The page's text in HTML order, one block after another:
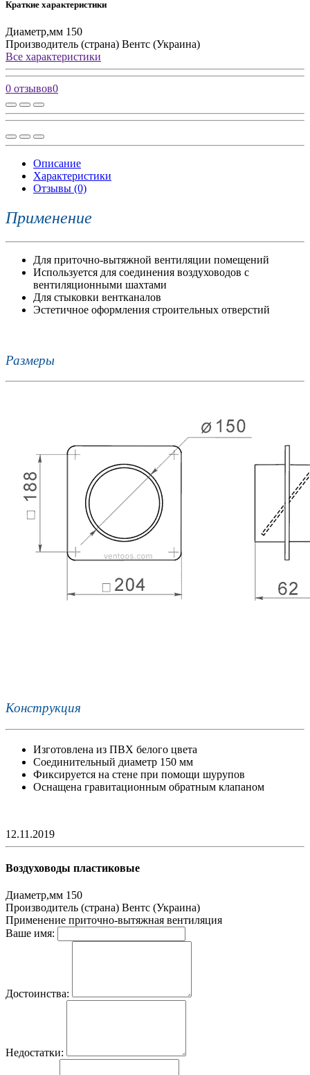
Краткие характеристики
Диаметр,мм 150
Производитель (страна) Вентс (Украина)
Все характеристики
0 отзывов0
Описание
Характеристики
Отзывы (0)
Применение
Для приточно-вытяжной вентиляции помещений
Используется для соединения воздуховодов с
вентиляционными шахтами
Для стыковки вентканалов
Эстетичное оформления строительных отверстий
Размеры
Конструкция
Изготовлена из ПВХ белого цвета
Соединительный диаметр 150 мм
Фиксируется на стене при помощи шурупов
Оснащена гравитационным обратным клапаном
12.11.2019
Воздуховоды пластиковые
Диаметр,мм 150
Производитель (страна) Вентс (Украина)
Применение приточно-вытяжная вентиляция
Ваше имя:
Достоинства:
Недостатки: